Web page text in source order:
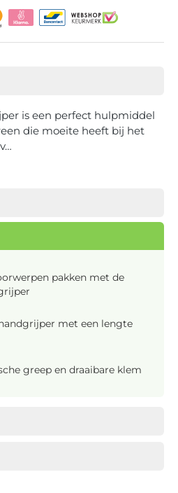
is een perfect hulpmiddel
die moeite heeft bij het
pakken met de
met een lengte
greep en draaibare klem